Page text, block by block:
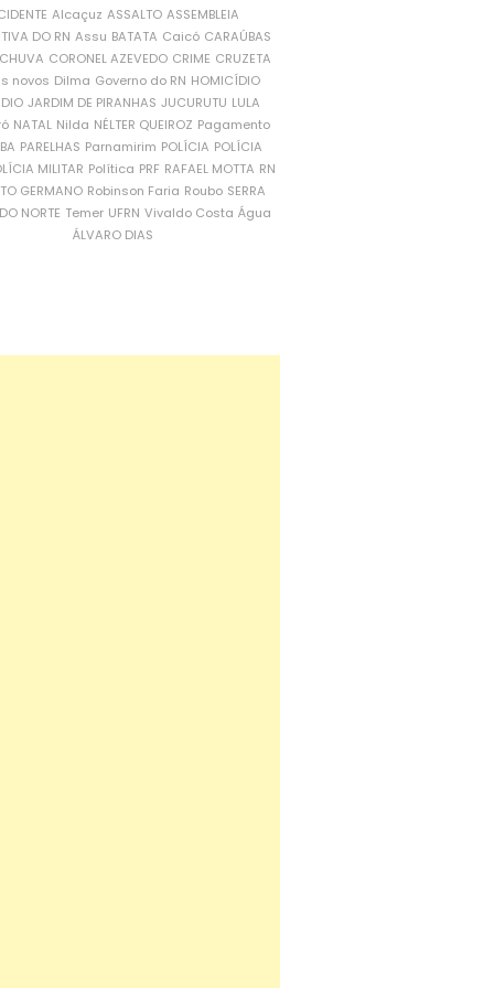
Alcaçuz ASSALTO ASSEMBLEIA
DO RN Assu BATATA Caicó CARAÚBAS
CORONEL AZEVEDO CRIME CRUZETA
novos Dilma Governo do RN HOMICÍDIO
JARDIM DE PIRANHAS JUCURUTU LULA
NATAL Nilda NÉLTER QUEIROZ Pagamento
PARELHAS Parnamirim POLÍCIA POLÍCIA
MILITAR Política PRF RAFAEL MOTTA RN
GERMANO Robinson Faria Roubo SERRA
NORTE Temer UFRN Vivaldo Costa Água
ÁLVARO DIAS